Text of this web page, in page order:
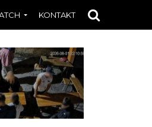
KONTAKT